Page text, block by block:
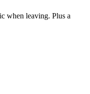
when leaving. Plus a